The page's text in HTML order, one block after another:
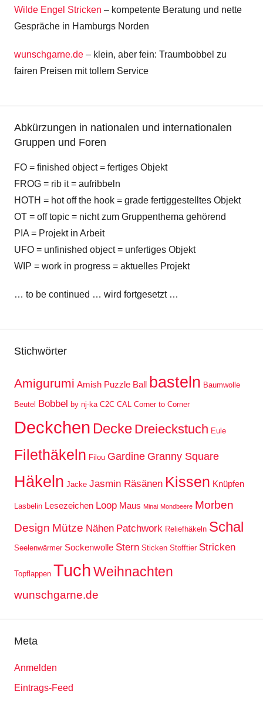
Wilde Engel Stricken – kompetente Beratung und nette
Gespräche in Hamburgs Norden
wunschgarne.de – klein, aber fein: Traumbobbel zu
fairen Preisen mit tollem Service
Abkürzungen in nationalen und internationalen
Gruppen und Foren
FO = finished object = fertiges Objekt
FROG = rib it = aufribbeln
HOTH = hot off the hook = grade fertiggestelltes Objekt
OT = off topic = nicht zum Gruppenthema gehörend
PIA = Projekt in Arbeit
UFO = unfinished object = unfertiges Objekt
WIP = work in progress = aktuelles Projekt
… to be continued … wird fortgesetzt …
Stichwörter
Amigurumi Amish Puzzle Ball basteln Baumwolle
Beutel Bobbel by nj-ka C2C CAL Corner to Corner
Deckchen Decke Dreieckstuch Eule
Filethäkeln Filou Gardine Granny Square
Häkeln Jacke Jasmin Räsänen Kissen Knüpfen
Lasbelin Lesezeichen Loop Maus Minai Mondbeere Morben
Design Mütze Nähen Patchwork Reliefhäkeln Schal
Seelenwärmer Sockenwolle Stern Sticken Stofftier Stricken
Topflappen TuchWeihnachten
wunschgarne.de
Meta
Anmelden
Eintrags-Feed